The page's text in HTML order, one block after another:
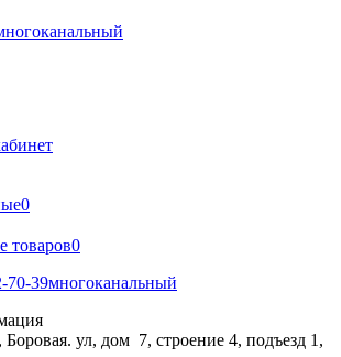
0
товаров0
70-39многоканальный
Боровая. ул, дом 7, строение 4, подъезд 1,